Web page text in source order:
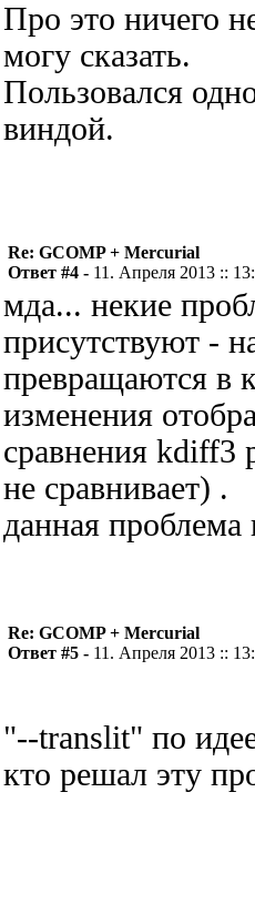
Про это ничего
могу сказать.
Пользовался
виндой.
Re: GCOMP + Mercurial
Ответ #4 - 11. Апреля 2013 ::
мда... некие
присутствуют -
превращаются в
изменения
сравнения kdiff3
не сравнивает) .
данная проблема
Re: GCOMP + Mercurial
Ответ #5 - 11. Апреля 2013 ::
"--translit" по
кто решал эту